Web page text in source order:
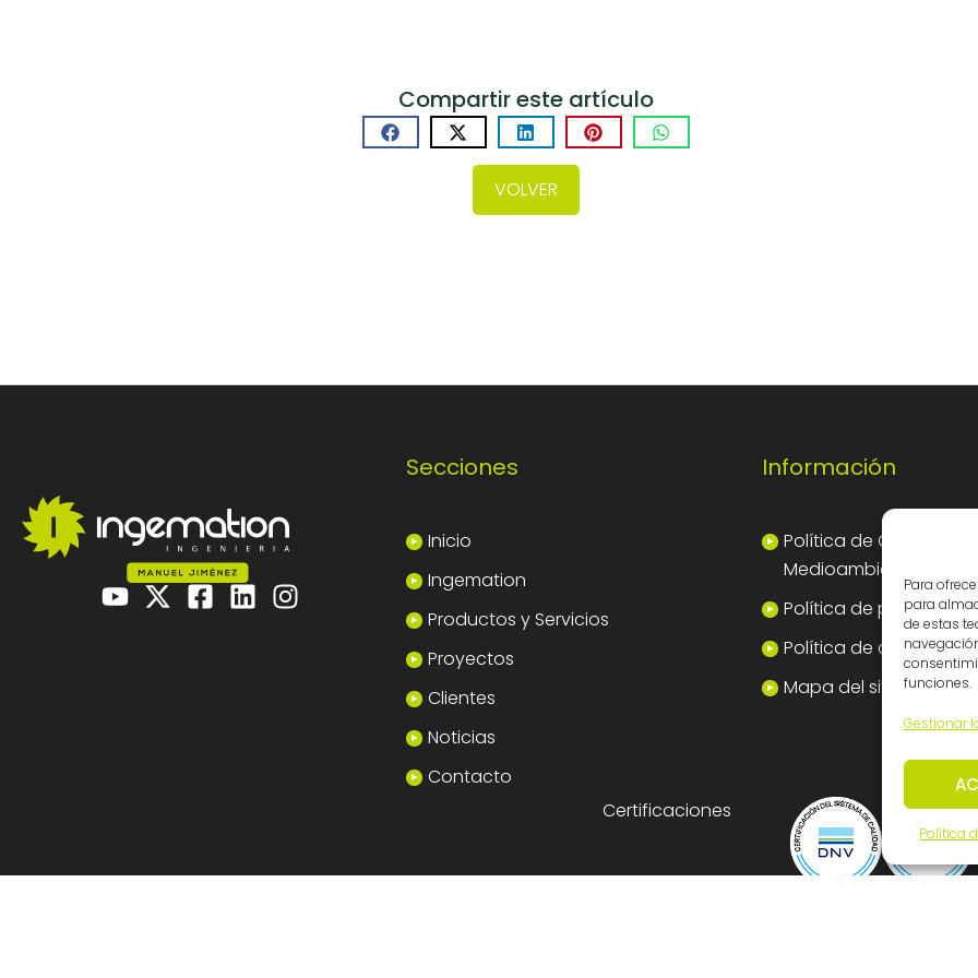
Para
para
de estas
funciones.
Gestionar
Política
Compartir este artículo
VOLVER
Secciones
Inicio
Ingemation
Productos y Servicios
Proyectos
Clientes
Noticias
Contacto
Información
Política de Calidad y
Medioambiente
Política de privacidad
Política de cookies
Mapa del sitio
Certificaciones